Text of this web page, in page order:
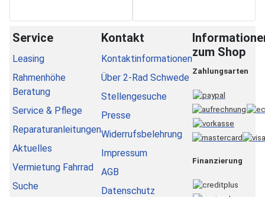
Service
Leasing
Rahmenhöhe
Beratung
Service & Pflege
Reparaturanleitungen
Aktuelles
Vermietung Fahrrad
Suche
Kontakt
Kontaktinformationen
Über 2-Rad Schwede
Stellengesuche
Presse
Widerrufsbelehrung
Impressum
AGB
Datenschutz
zum Shop
Zahlungsarten
Finanzierung